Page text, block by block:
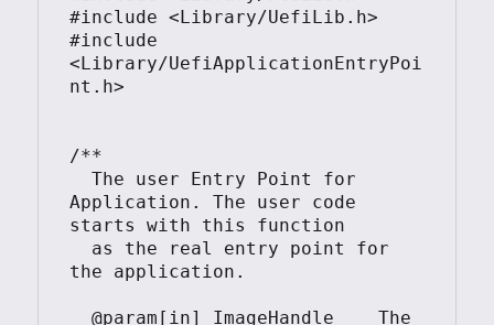
#include <Library/UefiLib.h>
#include
<Library/UefiApplicationEntryPoi
nt.h>
/**
  The user Entry Point for
Application. The user code
starts with this function
the application.
  @param[in] ImageHandle    The